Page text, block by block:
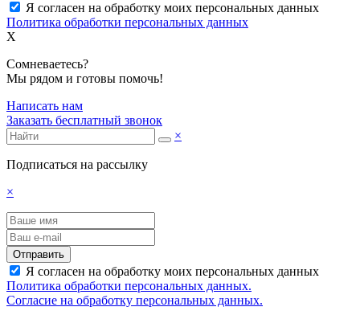
Я согласен на обработку моих персональных данных
Политика обработки персональных данных
X
Сомневаетесь?
Мы рядом и готовы помочь!
Написать нам
Заказать бесплатный звонок
×
Подписаться на рассылку
×
Отправить
Я согласен на обработку моих персональных данных
Политика обработки персональных данных.
Согласие на обработку персональных данных.